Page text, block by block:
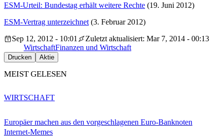
ESM-Urteil: Bundestag erhält weitere Rechte (19. Juni 2012)
ESM-Vertrag unterzeichnet (3. Februar 2012)
Sep 12, 2012 - 10:01
Zuletzt aktualisiert: Mar 7, 2014 - 00:13
WirtschaftFinanzen und Wirtschaft
Drucken Aktie
MEIST GELESEN
Europäer machen aus den vorgeschlagenen Euro-Banknoten
Internet-Memes
WIRTSCHAFT